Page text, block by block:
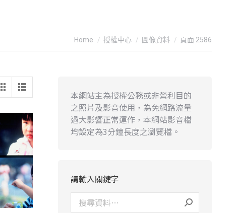
You are here:
Home 授權中心 圖像資料 頁面 2586
本網站主為授權公務或非營利目的
之照片及影音使用，為免網路流量
過大影響正常運作，本網站影音檔
均設定為3分鐘長度之瀏覽檔。
請輸入關鍵字